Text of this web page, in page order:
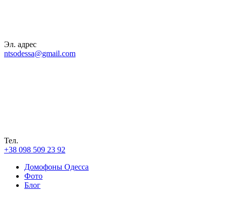
Эл. адрес
ntsodessa@gmail.com
Тел.
+38 098 509 23 92
Домофоны Одесса
Фото
Блог